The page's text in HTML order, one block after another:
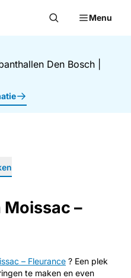
Menu
Den Bosch
Moissac –
– Fleurance ? Een plek
te maken en even